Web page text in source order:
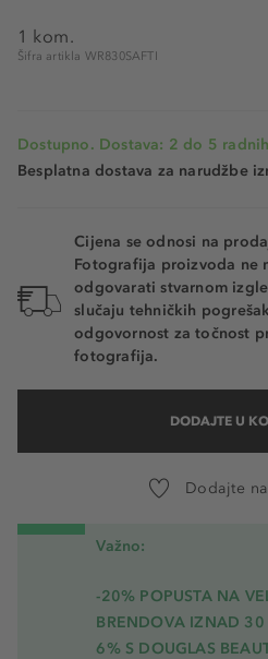
1 kom.
Šifra artikla WR830SAFTI
Dostupno. Dostava: 2 do 5
Besplatna dostava za narudžbe
Cijena se odnosi na
Fotografija proizvoda ne
odgovarati stvarnom
slučaju tehničkih
odgovornost za točnost
fotografija.
DODAJTE U
Dodajte
Važno:
-20% POPUSTA NA
BRENDOVA IZNAD
6% S DOUGLAS